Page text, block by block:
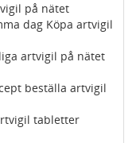
på nätet
dag Köpa artvigil
artvigil på nätet
beställa artvigil
tabletter